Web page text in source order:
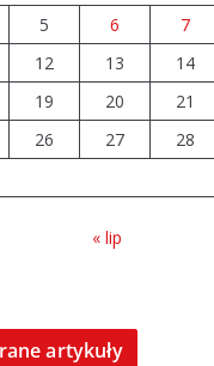
5 6 7
12 13 14
19 20 21
26 27 28
« lip
artykuły